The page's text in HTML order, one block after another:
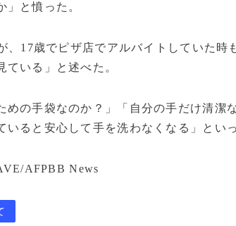
」と憤った。
、17歳でピザ店でアルバイトしていた時
ている」と述べた。
めの手袋なのか？」「自分の手だけ清潔
いると安心して手を洗わなくなる」とい
AFPBB News